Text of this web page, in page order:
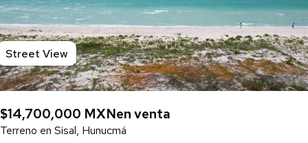
Street View
$14,700,000 MXNen venta
Terreno en Sisal, Hunucmá